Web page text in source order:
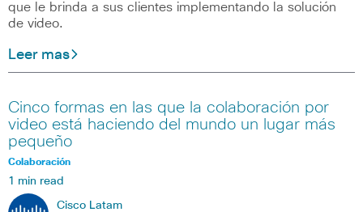
que le brinda a sus clientes implementando la solución
de video.
Leer mas
Cinco formas en las que la colaboración por
video está haciendo del mundo un lugar más
pequeño
Colaboración
1 min read
Cisco Latam